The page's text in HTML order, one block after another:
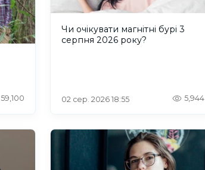
59,100
Чи очікувати магнітні бурі 3
серпня 2026 року?
02 сер. 2026 18:55 5,944